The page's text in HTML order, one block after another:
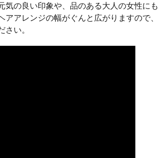
の良い印象や、品のある大人の女性にも
アレンジの幅がぐんと広がりますので、
い。